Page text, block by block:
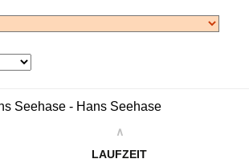
Seehase - Hans Seehase
∧
LAUFZEIT